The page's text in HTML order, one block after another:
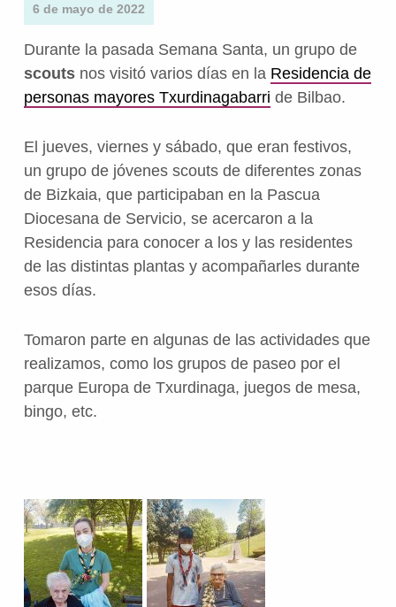
6 de mayo de 2022
Durante la pasada Semana Santa, un grupo de
scoutsnos visitó varios días en la Residencia de
personas mayores Txurdinagabarri de Bilbao.
El jueves, viernes y sábado, que eran festivos,
un grupo de jóvenes scouts de diferentes zonas
de Bizkaia, que participaban en la Pascua
Diocesana de Servicio, se acercaron a la
Residencia para conocer a los y las residentes
de las distintas plantas y acompañarles durante
esos días.
Tomaron parte en algunas de las actividades que
realizamos, como los grupos de paseo por el
parque Europa de Txurdinaga, juegos de mesa,
bingo, etc.